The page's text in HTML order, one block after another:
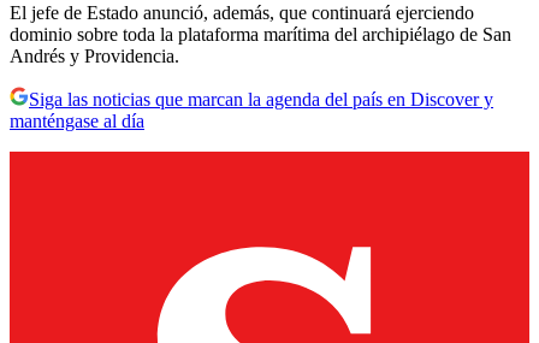
El jefe de Estado anunció, además, que continuará ejerciendo
dominio sobre toda la plataforma marítima del archipiélago de San
Andrés y Providencia.
Siga las noticias que marcan la agenda del país en Discover y
manténgase al día